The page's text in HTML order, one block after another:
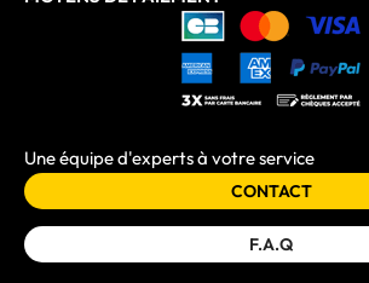
Une équipe d'experts à votre service
CONTACT
F.A.Q